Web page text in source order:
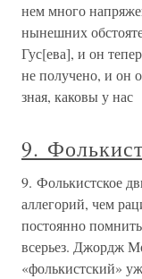
нем много
нынешних
Гус[ева], и он
не получено, и он
зная, каковы у нас
9.
9. Фолькистское
аллегорий, чем
постоянно
всерьез. Джордж
«фолькистский»